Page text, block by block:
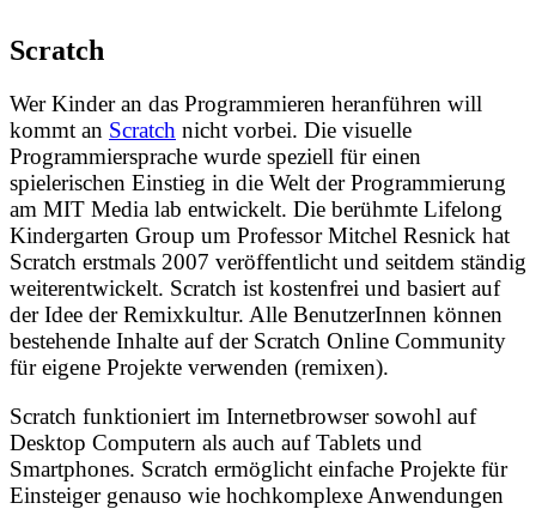
Scratch
Wer Kinder an das Programmieren heranführen will
kommt an Scratch nicht vorbei. Die visuelle
Programmiersprache wurde speziell für einen
spielerischen Einstieg in die Welt der Programmierung
am MIT Media lab entwickelt. Die berühmte Lifelong
Kindergarten Group um Professor Mitchel Resnick hat
Scratch erstmals 2007 veröffentlicht und seitdem ständig
weiterentwickelt. Scratch ist kostenfrei und basiert auf
der Idee der Remixkultur. Alle BenutzerInnen können
bestehende Inhalte auf der Scratch Online Community
für eigene Projekte verwenden (remixen).
Scratch funktioniert im Internetbrowser sowohl auf
Desktop Computern als auch auf Tablets und
Smartphones. Scratch ermöglicht einfache Projekte für
Einsteiger genauso wie hochkomplexe Anwendungen